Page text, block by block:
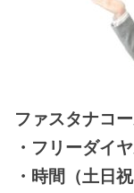
ファスタナコ
・フリーダイヤ
・時間（土日